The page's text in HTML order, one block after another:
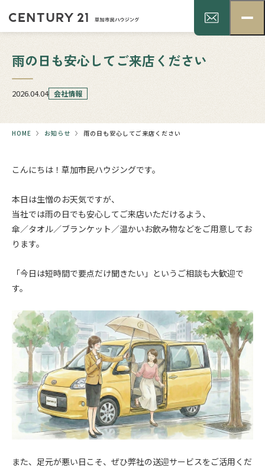
雨の日も安心してご来店ください
2026.04.04 会社情報
HOME お知らせ 雨の日も安心してご来店ください
こんにちは！草加市民ハウジングです。
本日は生憎のお天気ですが、
当社では雨の日でも安心してご来店いただけるよう、
傘／タオル／ブランケット／温かいお飲み物などをご用意してお
ります。
「今日は短時間で要点だけ聞きたい」というご相談も大歓迎で
す。
また、足元が悪い日こそ、ぜひ弊社の送迎サービスをご活用くだ